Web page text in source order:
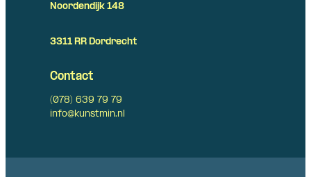
Noordendijk 148
3311 RR Dordrecht
Contact
(078) 639 79 79
info@kunstmin.nl